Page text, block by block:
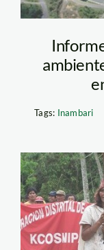
Tags: Inambari
hunt-